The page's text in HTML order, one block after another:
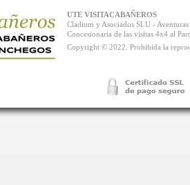
UTE VISITACABAÑEROS
Cladium y Asociados SLU -
Concesionaria de las visitas 4x4 al
Copyright © 2022. Prohibida la